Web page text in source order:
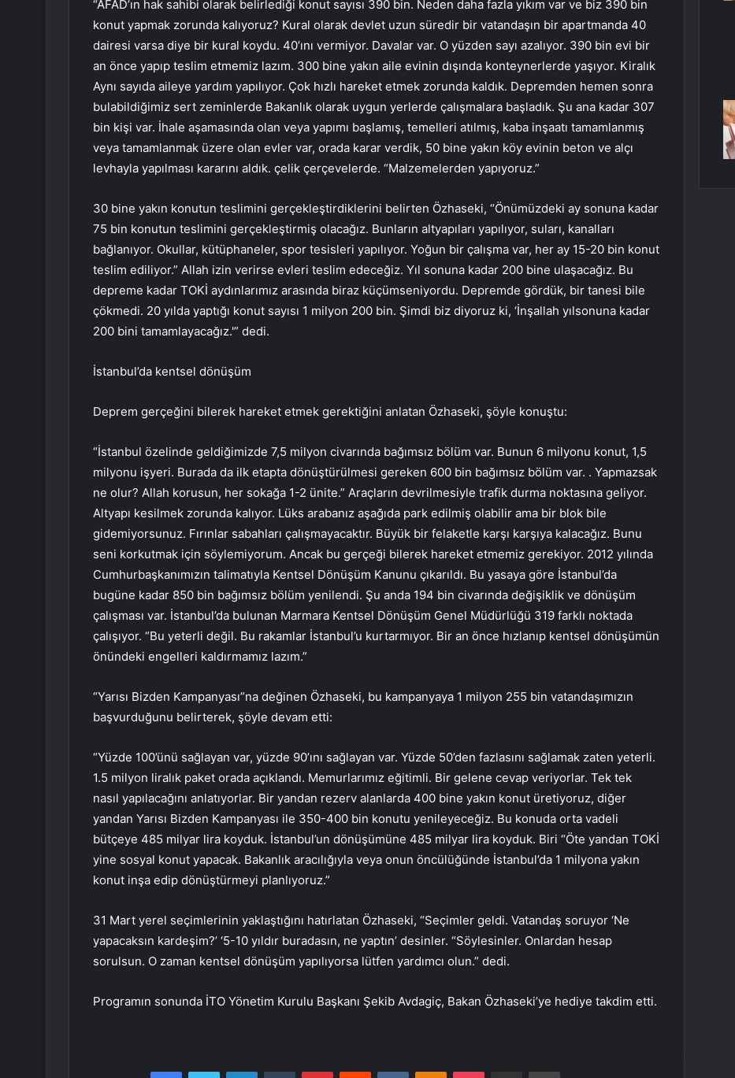
“AFAD’ın hak sahibi olarak belirlediği konut sayısı 390 bin. Neden daha fazla yıkım var ve biz 390 bin
konut yapmak zorunda kalıyoruz? Kural olarak devlet uzun süredir bir vatandaşın bir apartmanda 40
dairesi varsa diye bir kural koydu. 40’ını vermiyor. Davalar var. O yüzden sayı azalıyor. 390 bin evi bir
an önce yapıp teslim etmemiz lazım. 300 bine yakın aile evinin dışında konteynerlerde yaşıyor. Kiralık
Aynı sayıda aileye yardım yapılıyor. Çok hızlı hareket etmek zorunda kaldık. Depremden hemen sonra
bulabildiğimiz sert zeminlerde Bakanlık olarak uygun yerlerde çalışmalara başladık. Şu ana kadar 307
bin kişi var. İhale aşamasında olan veya yapımı başlamış, temelleri atılmış, kaba inşaatı tamamlanmış
veya tamamlanmak üzere olan evler var, orada karar verdik, 50 bine yakın köy evinin beton ve alçı
levhayla yapılması kararını aldık. çelik çerçevelerde. “Malzemelerden yapıyoruz.”
30 bine yakın konutun teslimini gerçekleştirdiklerini belirten Özhaseki, “Önümüzdeki ay sonuna kadar
75 bin konutun teslimini gerçekleştirmiş olacağız. Bunların altyapıları yapılıyor, suları, kanalları
bağlanıyor. Okullar, kütüphaneler, spor tesisleri yapılıyor. Yoğun bir çalışma var, her ay 15-20 bin konut
teslim ediliyor.” Allah izin verirse evleri teslim edeceğiz. Yıl sonuna kadar 200 bine ulaşacağız. Bu
depreme kadar TOKİ aydınlarımız arasında biraz küçümseniyordu. Depremde gördük, bir tanesi bile
çökmedi. 20 yılda yaptığı konut sayısı 1 milyon 200 bin. Şimdi biz diyoruz ki, ‘İnşallah yılsonuna kadar
200 bini tamamlayacağız.'” dedi.
İstanbul’da kentsel dönüşüm
Deprem gerçeğini bilerek hareket etmek gerektiğini anlatan Özhaseki, şöyle konuştu:
“İstanbul özelinde geldiğimizde 7,5 milyon civarında bağımsız bölüm var. Bunun 6 milyonu konut, 1,5
milyonu işyeri. Burada da ilk etapta dönüştürülmesi gereken 600 bin bağımsız bölüm var. . Yapmazsak
ne olur? Allah korusun, her sokağa 1-2 ünite.” Araçların devrilmesiyle trafik durma noktasına geliyor.
Altyapı kesilmek zorunda kalıyor. Lüks arabanız aşağıda park edilmiş olabilir ama bir blok bile
gidemiyorsunuz. Fırınlar sabahları çalışmayacaktır. Büyük bir felaketle karşı karşıya kalacağız. Bunu
seni korkutmak için söylemiyorum. Ancak bu gerçeği bilerek hareket etmemiz gerekiyor. 2012 yılında
Cumhurbaşkanımızın talimatıyla Kentsel Dönüşüm Kanunu çıkarıldı. Bu yasaya göre İstanbul’da
bugüne kadar 850 bin bağımsız bölüm yenilendi. Şu anda 194 bin civarında değişiklik ve dönüşüm
çalışması var. İstanbul’da bulunan Marmara Kentsel Dönüşüm Genel Müdürlüğü 319 farklı noktada
çalışıyor. “Bu yeterli değil. Bu rakamlar İstanbul’u kurtarmıyor. Bir an önce hızlanıp kentsel dönüşümün
önündeki engelleri kaldırmamız lazım.”
“Yarısı Bizden Kampanyası”na değinen Özhaseki, bu kampanyaya 1 milyon 255 bin vatandaşımızın
başvurduğunu belirterek, şöyle devam etti:
“Yüzde 100’ünü sağlayan var, yüzde 90’ını sağlayan var. Yüzde 50’den fazlasını sağlamak zaten yeterli.
1.5 milyon liralık paket orada açıklandı. Memurlarımız eğitimli. Bir gelene cevap veriyorlar. Tek tek
nasıl yapılacağını anlatıyorlar. Bir yandan rezerv alanlarda 400 bine yakın konut üretiyoruz, diğer
yandan Yarısı Bizden Kampanyası ile 350-400 bin konutu yenileyeceğiz. Bu konuda orta vadeli
bütçeye 485 milyar lira koyduk. İstanbul’un dönüşümüne 485 milyar lira koyduk. Biri “Öte yandan TOKİ
yine sosyal konut yapacak. Bakanlık aracılığıyla veya onun öncülüğünde İstanbul’da 1 milyona yakın
konut inşa edip dönüştürmeyi planlıyoruz.”
31 Mart yerel seçimlerinin yaklaştığını hatırlatan Özhaseki, “Seçimler geldi. Vatandaş soruyor ‘Ne
yapacaksın kardeşim?’ ‘5-10 yıldır buradasın, ne yaptın’ desinler. “Söylesinler. Onlardan hesap
sorulsun. O zaman kentsel dönüşüm yapılıyorsa lütfen yardımcı olun.” dedi.
Programın sonunda İTO Yönetim Kurulu Başkanı Şekib Avdagiç, Bakan Özhaseki’ye hediye takdim etti.
FacebookTwitter LinkedInTumblr PinterestReddit VKontakteOdnoklassniki
Pocket E-Posta ile paylaş Yazdır